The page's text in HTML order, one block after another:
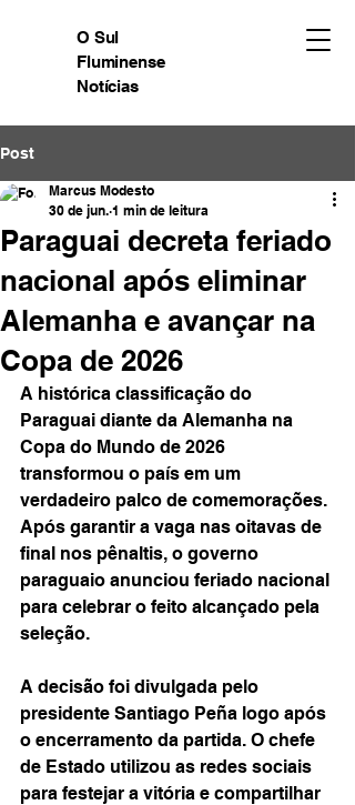
O Sul
Fluminense
Notícias
Post
Paraguai decreta feriado
nacional após eliminar
Alemanha e avançar na
Copa de 2026
Marcus Modesto
30 de jun. 1 min de leitura
A histórica classificação do
Paraguai diante da Alemanha na
Copa do Mundo de 2026
transformou o país em um
verdadeiro palco de comemorações.
Após garantir a vaga nas oitavas de
final nos pênaltis, o governo
paraguaio anunciou feriado nacional
para celebrar o feito alcançado pela
seleção.
A decisão foi divulgada pelo
presidente Santiago Peña logo após
o encerramento da partida. O chefe
de Estado utilizou as redes sociais
para festejar a vitória e compartilhar